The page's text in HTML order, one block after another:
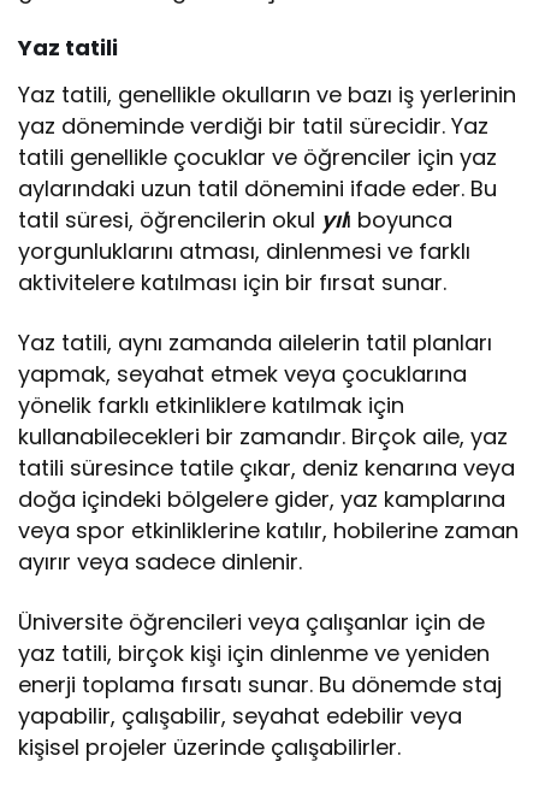
Yaz tatili
Yaz tatili, genellikle okulların ve bazı iş yerlerinin
yaz döneminde verdiği bir tatil sürecidir. Yaz
tatili genellikle çocuklar ve öğrenciler için yaz
aylarındaki uzun tatil dönemini ifade eder. Bu
tatil süresi, öğrencilerin okul yılı boyunca
yorgunluklarını atması, dinlenmesi ve farklı
aktivitelere katılması için bir fırsat sunar.
Yaz tatili, aynı zamanda ailelerin tatil planları
yapmak, seyahat etmek veya çocuklarına
yönelik farklı etkinliklere katılmak için
kullanabilecekleri bir zamandır. Birçok aile, yaz
tatili süresince tatile çıkar, deniz kenarına veya
doğa içindeki bölgelere gider, yaz kamplarına
veya spor etkinliklerine katılır, hobilerine zaman
ayırır veya sadece dinlenir.
Üniversite öğrencileri veya çalışanlar için de
yaz tatili, birçok kişi için dinlenme ve yeniden
enerji toplama fırsatı sunar. Bu dönemde staj
yapabilir, çalışabilir, seyahat edebilir veya
kişisel projeler üzerinde çalışabilirler.